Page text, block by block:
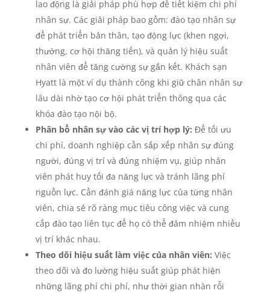
lao động là giải pháp phù hợp để tiết kiệm chi phí
nhân sự. Các giải pháp bao gồm: đào tạo nhân sự
để phát triển bản thân, tạo động lực (khen ngợi,
thưởng, cơ hội thăng tiến), và quản lý hiệu suất
nhân viên để tăng cường sự gắn kết. Khách sạn
Hyatt là một ví dụ thành công khi giữ chân nhân sự
lâu dài nhờ tạo cơ hội phát triển thông qua các
khóa đào tạo nội bộ.
Phân bổ nhân sự vào các vị trí hợp lý: Để tối ưu
chi phí, doanh nghiệp cần sắp xếp nhân sự đúng
người, đúng vị trí và đúng nhiệm vụ, giúp nhân
viên phát huy tối đa năng lực và tránh lãng phí
nguồn lực. Cần đánh giá năng lực của từng nhân
viên, chia sẻ rõ ràng mục tiêu công việc và cung
cấp đào tạo liên tục để họ có thể đảm nhiệm nhiều
vị trí khác nhau.
Theo dõi hiệu suất làm việc của nhân viên: Việc
theo dõi và đo lường hiệu suất giúp phát hiện
những lãng phí chi phí, như thời gian nhàn rỗi